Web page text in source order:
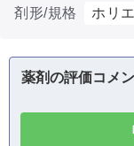
剤形/規格
ホリ
薬剤の評価コメ